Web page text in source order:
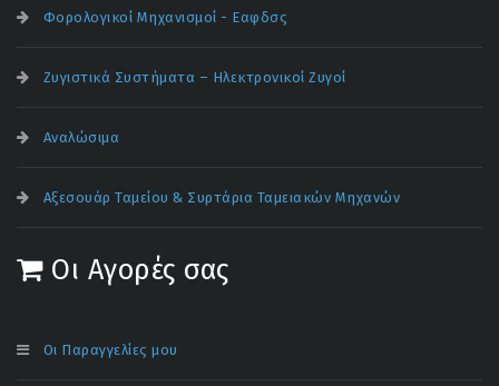
Φορολογικοί Μηχανισμοί - Εαφδσς
Ζυγιστικά Συστήματα – Ηλεκτρονικοί Ζυγοί
Αναλώσιμα
Αξεσουάρ Ταμείου & Συρτάρια Ταμειακών Μηχανών
Οι Αγορές σας
Οι Παραγγελίες μου